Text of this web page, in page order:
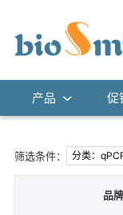
产品 促
筛选条件： 分类：
品牌